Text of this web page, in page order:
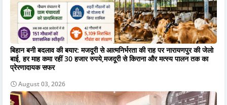
बिहान बनी बदलाव की बयार: मजदूरी से आत्मनिर्भरता की राह पर नारायणपुर की जेलो
बाई, हर माह कमा रहीं 30 हजार रुपये,मजदूरी से किराना और मत्स्य पालन तक का
प्रेरणादायक सफर
August 03, 2026